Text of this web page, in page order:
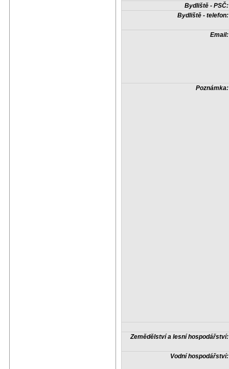
Bydliště - PSČ:
Bydliště - telefon:
Email:
Poznámka:
Zemědělství a lesní hospodářství:
Vodní hospodářství: